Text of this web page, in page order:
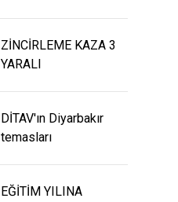
ZİNCİRLEME KAZA 3
YARALI
DİTAV'ın Diyarbakır
temasları
EĞİTİM YILINA